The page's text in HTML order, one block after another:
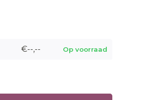
€--,-- Op voorraad